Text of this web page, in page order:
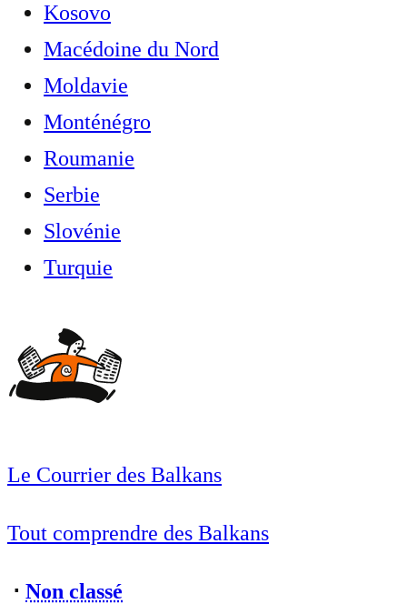
Kosovo
Macédoine du Nord
Moldavie
Monténégro
Roumanie
Serbie
Slovénie
Turquie
Le Courrier des Balkans
Tout comprendre des Balkans
⋅ Non classé